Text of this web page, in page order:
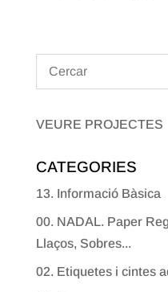
VEURE PROJECTES
CATEGORIES
13. Informació Bàsica
00. NADAL. Paper
Llaços, Sobres...
02. Etiquetes i cintes